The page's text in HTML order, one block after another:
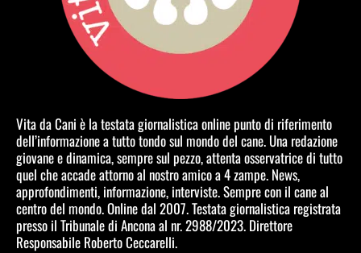
Vita da Cani è la testata giornalistica online punto di riferimento
dell’informazione a tutto tondo sul mondo del cane. Una redazione
giovane e dinamica, sempre sul pezzo, attenta osservatrice di tutto
quel che accade attorno al nostro amico a 4 zampe. News,
approfondimenti, informazione, interviste. Sempre con il cane al
centro del mondo. Online dal 2007. Testata giornalistica registrata
presso il Tribunale di Ancona al nr. 2988/2023. Direttore
Responsabile Roberto Ceccarelli.